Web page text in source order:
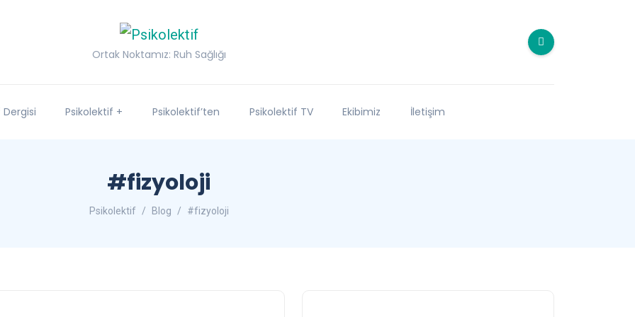
Ortak Noktamız: Ruh Sağlığı
Psikolektif + Psikolektif’ten Psikolektif TV Ekibimiz İletişim
#fizyoloji
Psikolektif Blog #fizyoloji